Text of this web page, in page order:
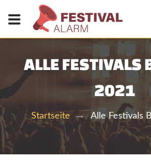
ALLE FESTIVALS
2021
Startseite Alle Festivals